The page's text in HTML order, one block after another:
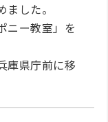
した。
ニー教室」を
庫県庁前に移